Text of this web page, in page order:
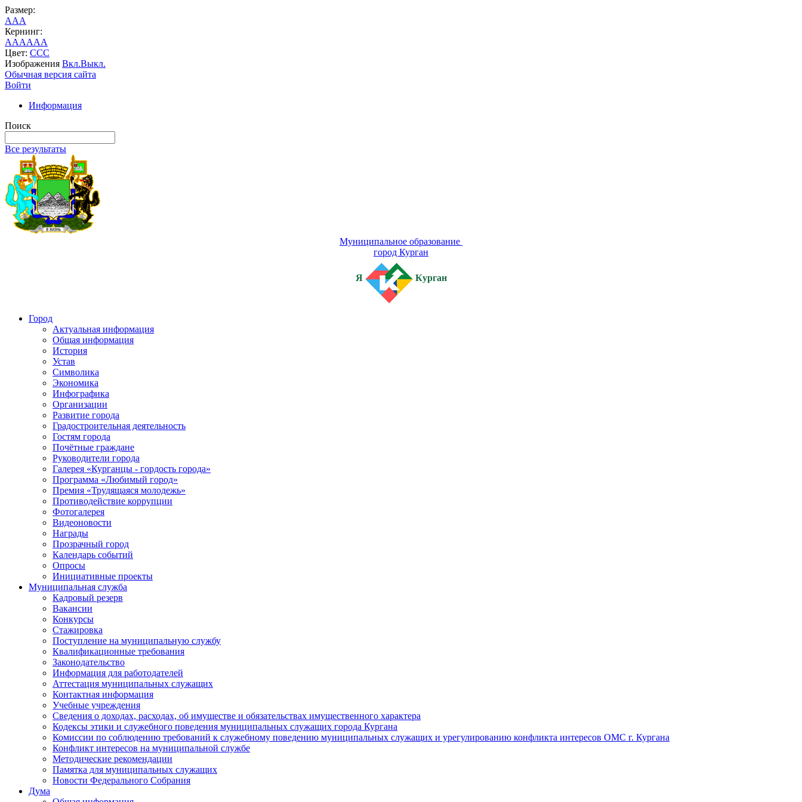
Размер:
AAA
Кернинг:
AAAAAA
Цвет: CCC
Изображения Вкл.Выкл.
Обычная версия сайта
Войти
Информация
Поиск
Все результаты
Муниципальное образование
город Курган
Я Курган
Город
Актуальная информация
Общая информация
История
Устав
Символика
Экономика
Инфографика
Организации
Развитие города
Градостроительная деятельность
Гостям города
Почётные граждане
Руководители города
Галерея «Курганцы - гордость города»
Программа «Любимый город»
Премия «Трудящаяся молодежь»
Противодействие коррупции
Фотогалерея
Видеоновости
Награды
Прозрачный город
Календарь событий
Опросы
Инициативные проекты
Муниципальная служба
Кадровый резерв
Вакансии
Конкурсы
Стажировка
Поступление на муниципальную службу
Квалификационные требования
Законодательство
Информация для работодателей
Аттестация муниципальных служащих
Контактная информация
Учебные учреждения
Сведения о доходах, расходах, об имуществе и обязательствах имущественного характера
Кодексы этики и служебного поведения муниципальных служащих города Кургана
Комиссии по соблюдению требований к служебному поведению муниципальных служащих и урегулированию конфликта интересов ОМС г. Кургана
Конфликт интересов на муниципальной службе
Методические рекомендации
Памятка для муниципальных служащих
Новости Федерального Cобрания
Дума